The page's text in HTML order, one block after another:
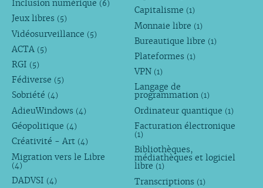
Inclusion numérique (6)
Jeux libres (5)
Vidéosurveillance (5)
ACTA (5)
RGI (5)
Fédiverse (5)
Sobriété (4)
AdieuWindows (4)
Géopolitique (4)
Créativité - Art (4)
Migration vers le Libre
(4)
DADVSI (4)
Capitalisme (1)
Monnaie libre (1)
Bureautique libre (1)
Plateformes (1)
VPN (1)
Langage de
programmation (1)
Ordinateur quantique (1)
Facturation électronique
(1)
Bibliothèques,
médiathèques et logiciel
libre (1)
Transcriptions (1)